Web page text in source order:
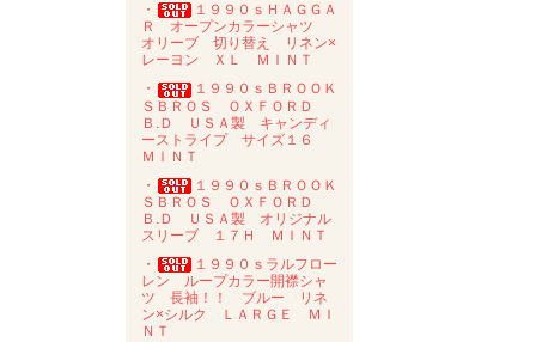
・
１９９０ｓＨＡＧＧＡ
Ｒ オープンカラーシャツ
オリーブ 切り替え リネン×
レーヨン ＸＬ ＭＩＮＴ
・
１９９０ｓＢＲＯＯＫ
ＳＢＲＯＳ ＯＸＦＯＲＤ
Ｂ.Ｄ ＵＳＡ製 キャンディ
ーストライプ サイズ１６
ＭＩＮＴ
・
１９９０ｓＢＲＯＯＫ
ＳＢＲＯＳ ＯＸＦＯＲＤ
Ｂ.Ｄ ＵＳＡ製 オリジナル
スリーブ １７Ｈ ＭＩＮＴ
・
１９９０ｓラルフロー
レン ループカラー開襟シャ
ツ 長袖！！ ブルー リネ
ン×シルク ＬＡＲＧＥ ＭＩ
ＮＴ